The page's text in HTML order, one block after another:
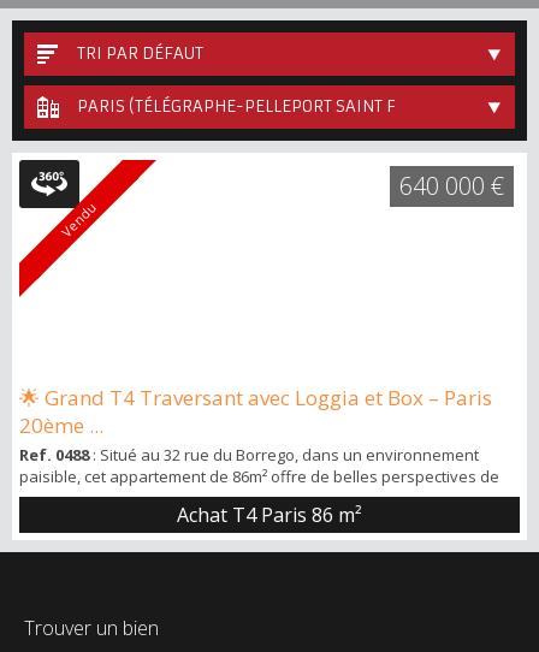
TRI PAR DÉFAUT
PARIS (TÉLÉGRAPHE-PELLEPORT SAINT FARGEAU)
Vendu
🌟 Grand T4 Traversant avec Loggia et Box – Paris
20ème ...
Ref. 0488: Situé au 32 rue du Borrego, dans un environnement
paisible, cet appartement de 86m² offre de belles perspectives de
réaménagement. Niché au 3ème étage avec ascenseur, ce T4
traversant bénéficie d'une exposition Sud-Nord, avec un séjour
ensoleillé et une vue dégagée sur jardin, sans aucun vis-à-vis. Un
Achat T4 Paris 86 m²
640 000 €
Trouver un bien